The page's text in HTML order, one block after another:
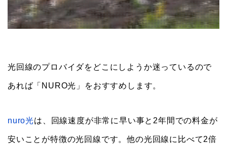
光回線のプロバイダをどこにしようか迷っているので
あれば「NURO光」をおすすめします。
nuro光は、回線速度が非常に早い事と2年間での料金が
安いことが特徴の光回線です。他の光回線に比べて2倍